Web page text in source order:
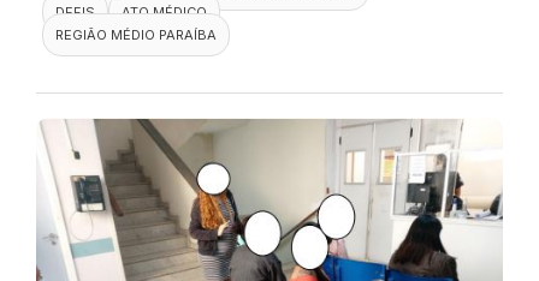
DEFIS
ATO MÉDICO
REGIÃO MÉDIO PARAÍBA